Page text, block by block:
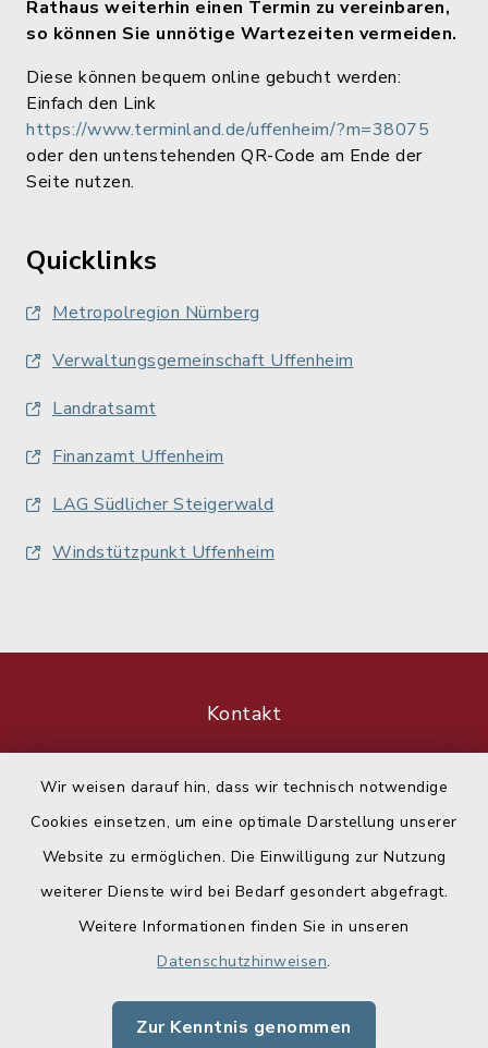
Wir weisen darauf hin, dass wir technisch notwendige
Cookies einsetzen, um eine optimale Darstellung unserer
Website zu ermöglichen. Die Einwilligung zur Nutzung
weiterer Dienste wird bei Bedarf gesondert abgefragt.
Weitere Informationen finden Sie in unseren
Datenschutzhinweisen.
Zur Kenntnis genommen
Rathaus weiterhin einen Termin zu vereinbaren,
so können Sie unnötige Wartezeiten vermeiden.
Diese können bequem online gebucht werden:
Einfach den Link
https://www.terminland.de/uffenheim/?m=38075
oder den untenstehenden QR-Code am Ende der
Seite nutzen.
Quicklinks
Metropolregion Nürnberg
Verwaltungsgemeinschaft Uffenheim
Landratsamt
Finanzamt Uffenheim
LAG Südlicher Steigerwald
Windstützpunkt Uffenheim
Kontakt
Datenschutz
Impressum
Sitemap
Cookie-Einstellungen